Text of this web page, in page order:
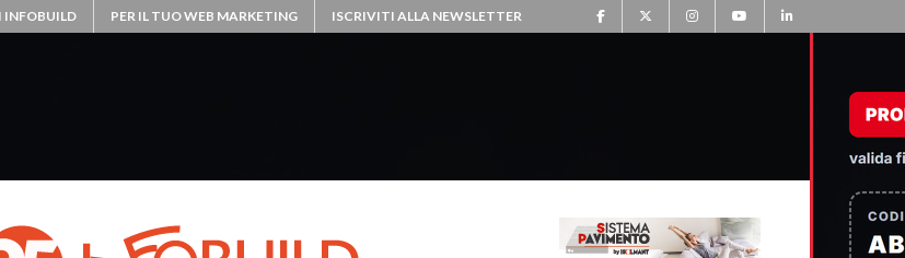
INFOBUILD PER IL TUO WEB MARKETING ISCRIVITI ALLA NEWSLETTER